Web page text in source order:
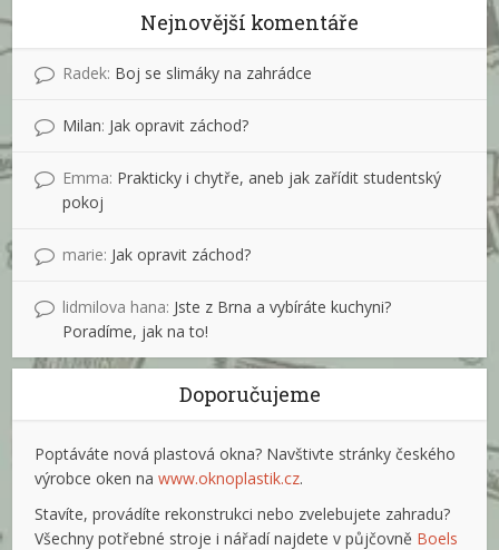
Nejnovější komentáře
Radek: Boj se slimáky na zahrádce
Milan: Jak opravit záchod?
Emma: Prakticky i chytře, aneb jak zařídit studentský
pokoj
marie: Jak opravit záchod?
lidmilova hana: Jste z Brna a vybíráte kuchyni?
Poradíme, jak na to!
Doporučujeme
Poptáváte nová plastová okna? Navštivte stránky českého
výrobce oken nawww.oknoplastik.cz.
Stavíte, provádíte rekonstrukci nebo zvelebujete zahradu?
Všechny potřebné stroje i nářadí najdete v půjčovně Boels